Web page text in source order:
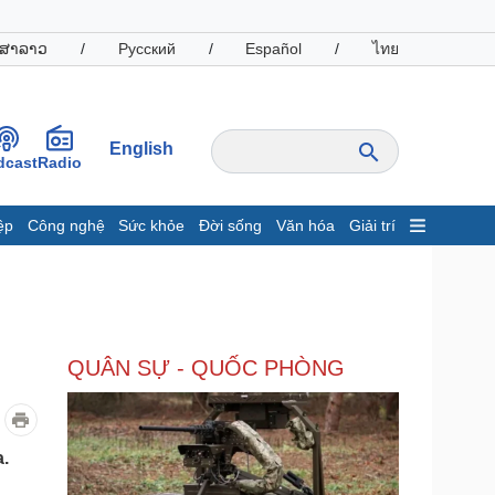
າລາວ / Русский / Español / ไทย
Radio
English
Công nghệ Sức khỏe Đời sống Văn hóa Giải trí
Chứng khoán
Giá cà phê
nghiệp
tin doanh nghiệp
Công nghệ
Sành điệu
QUÂN SỰ - QUỐC PHÒNG